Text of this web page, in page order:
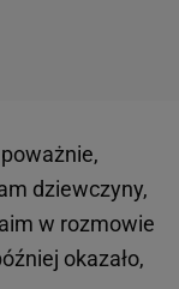
dziewczyny,
w rozmowie
okazało,